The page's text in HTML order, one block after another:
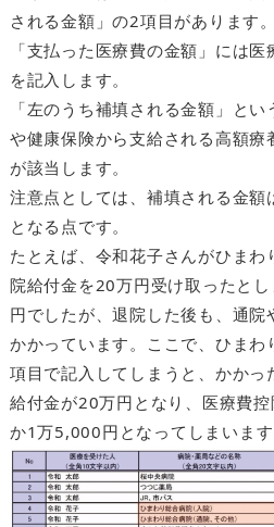
される金額」の2項目があります。
「支払った医療費の金額」には
を記入します。
「左のうち補填される金額」と
や健康保険から支給される高額
が該当します。
注意点としては、補填される金額
となる点です。
たとえば、令和花子さんがひまわ
院給付金を20万円受け取ったと
円でしたが、退院した後も、通
かかっています。ここで、ひま
項目で記入してしまうと、かかっ
給付金が20万円となり、医療費
か1万5,000円となってしまいます